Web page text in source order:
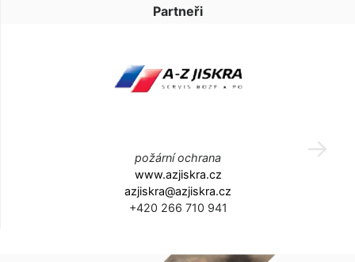
Partneři
požární ochrana
www.azjiskra.cz
azjiskra@azjiskra.cz
+420 266 710 941